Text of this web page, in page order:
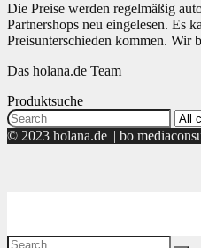
Die Preise werden regelmäßig
Partnershops neu eingelesen. Es
Preisunterschieden kommen. Wir
Das holana.de Team
Produktsuche
Search
for:
© 2023 holana.de || bo